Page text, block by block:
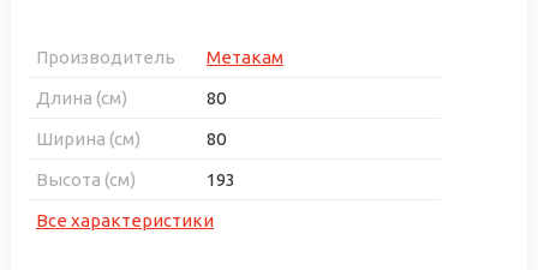
Производитель
Метакам
Длина (см)
80
Ширина (см)
80
Высота (см)
193
Все характеристики